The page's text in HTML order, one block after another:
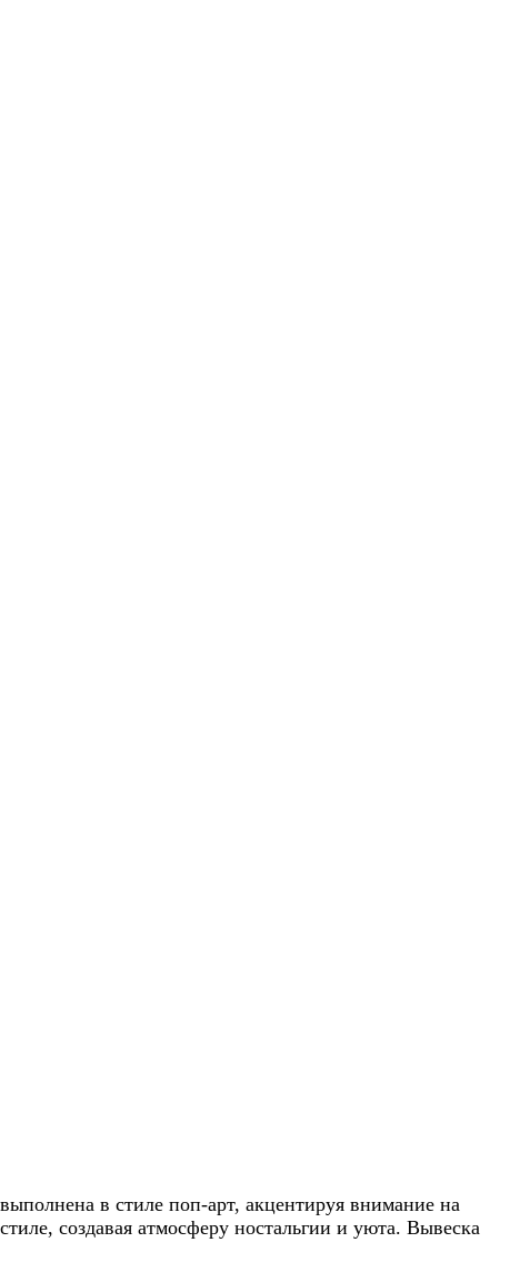
в стиле поп-арт, акцентируя внимание на
создавая атмосферу ностальгии и уюта. Вывеска